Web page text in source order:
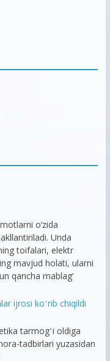
o‘zida
Unda
toifalari, elektr
mavjud holati, ularni
qancha mablag‘
ijrosi koʻrib chiqildi
tarmogʻi oldiga
tadbirlari yuzasidan